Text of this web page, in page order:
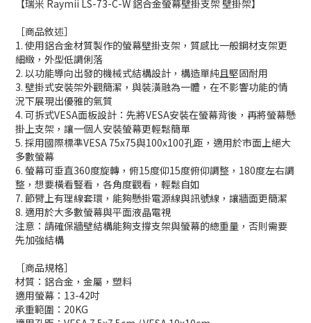
【瑞米 Raymii LS-73-C-W 鋁合金螢幕壁掛支架 壁掛架】
［商品敘述］
1. 使用鋁合金材質製作的螢幕壁掛支架，質感比一般鋼材支架更
細緻，外型低調俐落
2. 以功能導向出發的機械式結構設計，構造單純且堅固耐用
3. 壁掛式安裝架外觀簡潔，與裝潢融為一體，在不影響功能的情
況下展現出優雅的氣質
4. 可拆式VESA面板設計：先將VESA安裝在螢幕背後，再將螢幕懸
掛上支架，讓一個人安裝螢幕更輕鬆簡單
5. 採用國際標準VESA 75x75與100x100孔距，適用於市面上絕大
多數螢幕
6. 螢幕可垂直360度旋轉，俯15度仰15度俯仰調整，180度左右調
整，想要橫看豎看，各角度觀看，輕鬆自如
7. 節臂上有理線套環，能夠懸掛電源線與訊號線，讓牆面更簡潔
8. 適用於大多數螢幕與平面液晶電視
注意：請確保牆壁結構能夠支撐支架與螢幕的總重量，否則需要
先加強結構
［商品規格］
材質：鋁合金，金屬，塑料
適用螢幕：13-42吋
承重範圍：20KG